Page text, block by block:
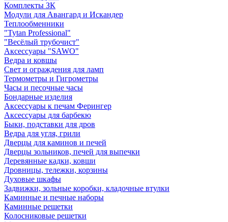
Комплекты ЗК
Модули для Авангард и Искандер
Теплообменники
"Tytan Professional"
"Весёлый трубочист"
Аксессуары "SAWO"
Ведра и ковшы
Свет и ограждения для ламп
Термометры и Гигрометры
Часы и песочные часы
Бондарные изделия
Аксессуары к печам Ферингер
Аксессуары для барбекю
Быки, подставки для дров
Ведра для угля, грили
Дверцы для каминов и печей
Дверцы зольников, печей для выпечки
Деревянные кадки, ковши
Дровницы, тележки, корзины
Духовые шкафы
Задвижки, зольные коробки, кладочные втулки
Каминные и печные наборы
Каминные решетки
Колосниковые решетки